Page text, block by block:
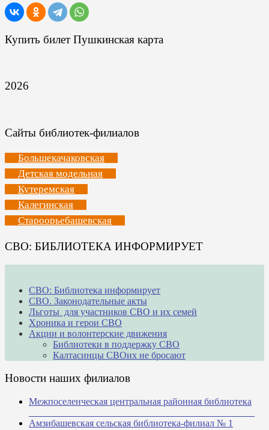
Купить билет Пушкинская карта
2026
Сайты библиотек-филиалов
Большекачаковская
Детская модельная
Кутеремская
Калегинская
Староорьебашевская
СВО: БИБЛИОТЕКА ИНФОРМИРУЕТ
СВО: Библиотека информирует
СВО. Законодательные акты
Льготы для участников СВО и их семей
Хроника и герои СВО
Акции и волонтерские движения
Библиотеки в поддержку СВО
Калтасинцы СВОих не бросают
Новости наших филиалов
Межпоселенческая центральная районная библиотека
Амзибашевская сельская библиотека-филиал № 1